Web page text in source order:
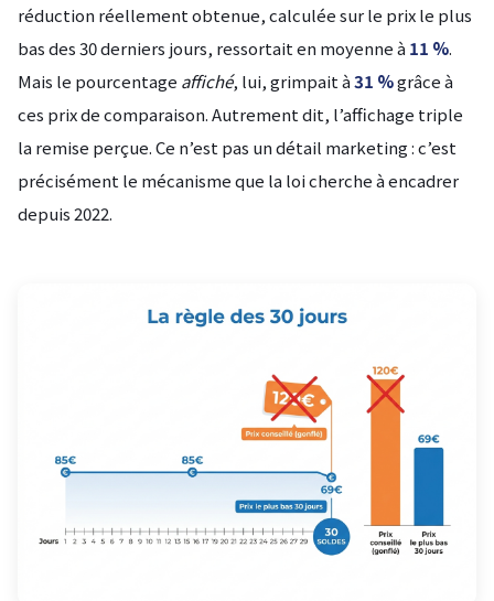
réduction réellement obtenue, calculée sur le prix le plus
bas des 30 derniers jours, ressortait en moyenne à 11 %.
Mais le pourcentage affiché, lui, grimpait à31 %grâce à
ces prix de comparaison. Autrement dit, l’affichage triple
la remise perçue. Ce n’est pas un détail marketing : c’est
précisément le mécanisme que la loi cherche à encadrer
depuis 2022.